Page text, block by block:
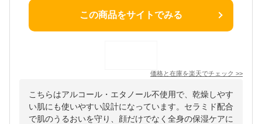
この商品をサイトでみる
価格と在庫を楽天でチェック >>
こちらはアルコール・エタノール不使用で、乾燥しやす
い肌にも使いやすい設計になっています。セラミド配合
で肌のうるおいを守り、顔だけでなく全身の保湿ケアに